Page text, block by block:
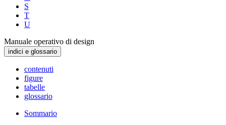
S
T
U
Manuale operativo di design
indici e glossario
contenuti
figure
tabelle
glossario
Sommario